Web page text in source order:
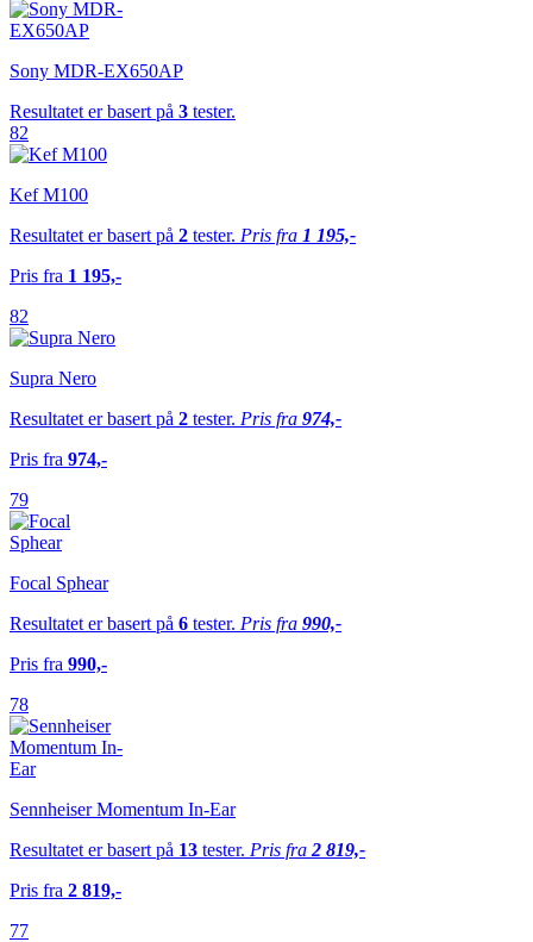
Sony MDR-EX650AP
Resultatet er basert på 3 tester.
82
Kef M100
Resultatet er basert på 2 tester. Pris fra 1 195,-
Pris fra 1 195,-
82
Supra Nero
Resultatet er basert på 2 tester. Pris fra 974,-
Pris fra 974,-
79
Focal Sphear
Resultatet er basert på 6 tester. Pris fra 990,-
Pris fra 990,-
78
Sennheiser Momentum In-Ear
Resultatet er basert på 13 tester. Pris fra 2 819,-
Pris fra 2 819,-
77